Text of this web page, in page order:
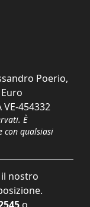
Poerio,
VE-454332
È
con qualsiasi
nostro